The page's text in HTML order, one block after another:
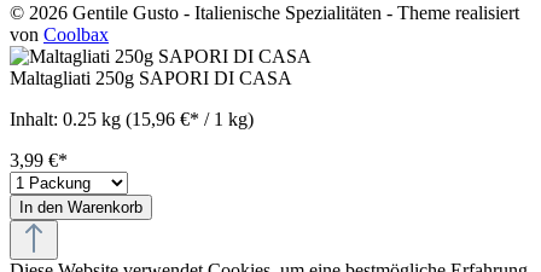
© 2026 Gentile Gusto - Italienische Spezialitäten - Theme realisiert
von Coolbax
Maltagliati 250g SAPORI DI CASA
Inhalt: 0.25 kg (15,96 €* / 1 kg)
3,99 €*
In den Warenkorb